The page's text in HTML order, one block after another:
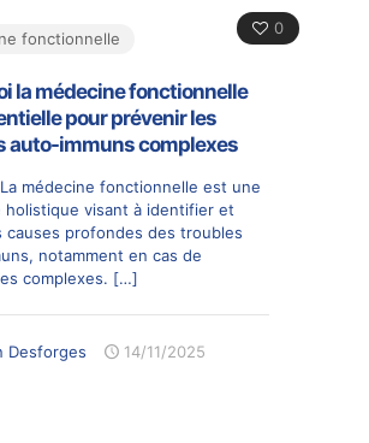
0
fonctionnelle
la médecine fonctionnelle
pour prévenir les
auto-immuns complexes
La médecine fonctionnelle est une
holistique visant à identifier et
causes profondes des troubles
notamment en cas de
complexes. […]
Desforges 14/11/2025